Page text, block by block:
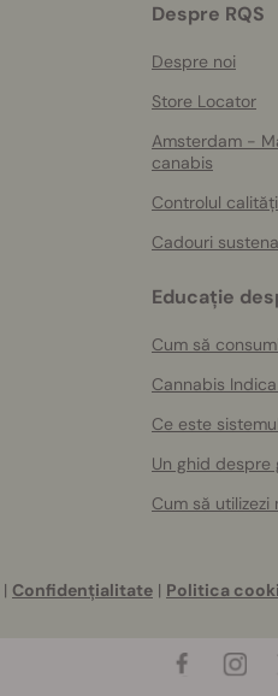
Despre RQS
Despre noi
Store Locator
Amsterdam -
canabis
Controlul
Cadouri
Educație
Cum să
Cannabis
Ce este
Un ghid despre
Cum să utilizezi
| Confidențialitate | Politica